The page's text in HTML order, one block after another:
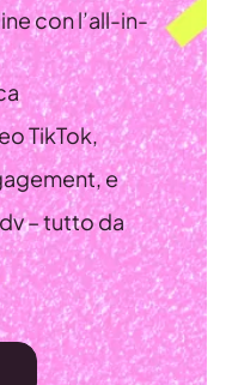
con l’all-in-
TikTok,
e
– tutto da